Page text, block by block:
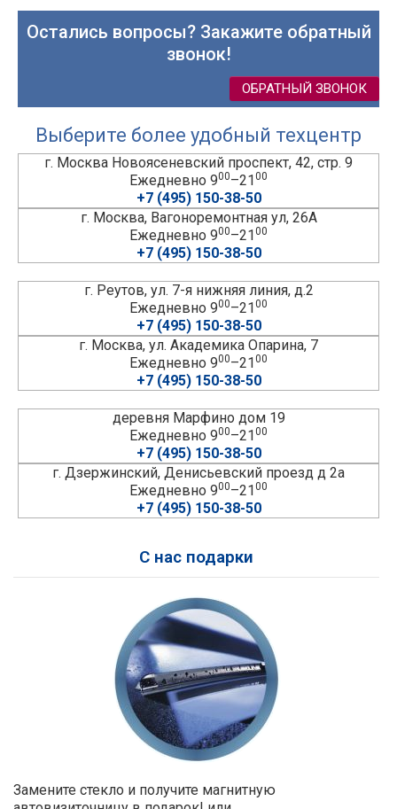
Остались вопросы? Закажите обратный
звонок!
ОБРАТНЫЙ ЗВОНОК
Выберите более удобный техцентр
г. Москва Новоясеневский проспект, 42, стр. 9
Ежедневно 900–2100
+7 (495) 150-38-50
г. Москва, Вагоноремонтная ул, 26А
Ежедневно 900–2100
+7 (495) 150-38-50
г. Реутов, ул. 7-я нижняя линия, д.2
Ежедневно 900–2100
+7 (495) 150-38-50
г. Москва, ул. Академика Опарина, 7
Ежедневно 900–2100
+7 (495) 150-38-50
деревня Марфино дом 19
Ежедневно 900–2100
+7 (495) 150-38-50
г. Дзержинский, Денисьевский проезд д 2а
Ежедневно 900–2100
+7 (495) 150-38-50
С нас подарки
Замените стекло и получите магнитную